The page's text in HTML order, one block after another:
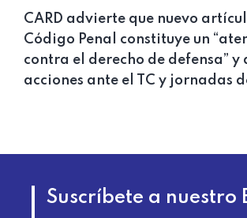
CARD advierte que nuevo
Código Penal constituye un
contra el derecho de defensa” y
acciones ante el TC y jornadas
Suscríbete a nuestro